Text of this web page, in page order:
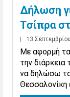
Δήλωση
Τσίπρα
13
Με αφορμή
την
να δηλώσω
Θεσσαλονίκη